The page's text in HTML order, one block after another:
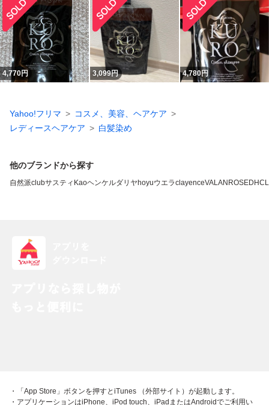
4,770円 3,099円 4,780円
Yahoo!フリマ
コスメ、美容、ヘアケア
レディースヘアケア
白髪染め
他のブランドから探す
自然派clubサスティ Kaoヘンケルダリヤ hoyuウエラclayenceVALANROSEDHC
・「App Store」ボタンを押すとiTunes （外部サイト）が起動します。
・アプリケーションはiPhone、iPod touch、iPadまたはAndroidでご利用い